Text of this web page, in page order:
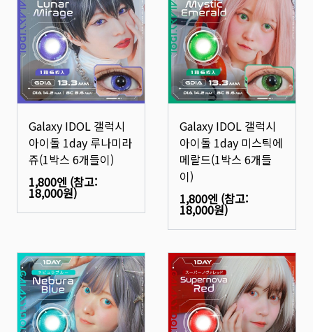
Galaxy IDOL 갤럭시
아이돌 1day 루나미라
쥬(1박스 6개들이)
1,800엔 (참고:
18,000원)
Galaxy IDOL 갤럭시
아이돌 1day 미스틱에
메랄드(1박스 6개들
이)
1,800엔 (참고:
18,000원)